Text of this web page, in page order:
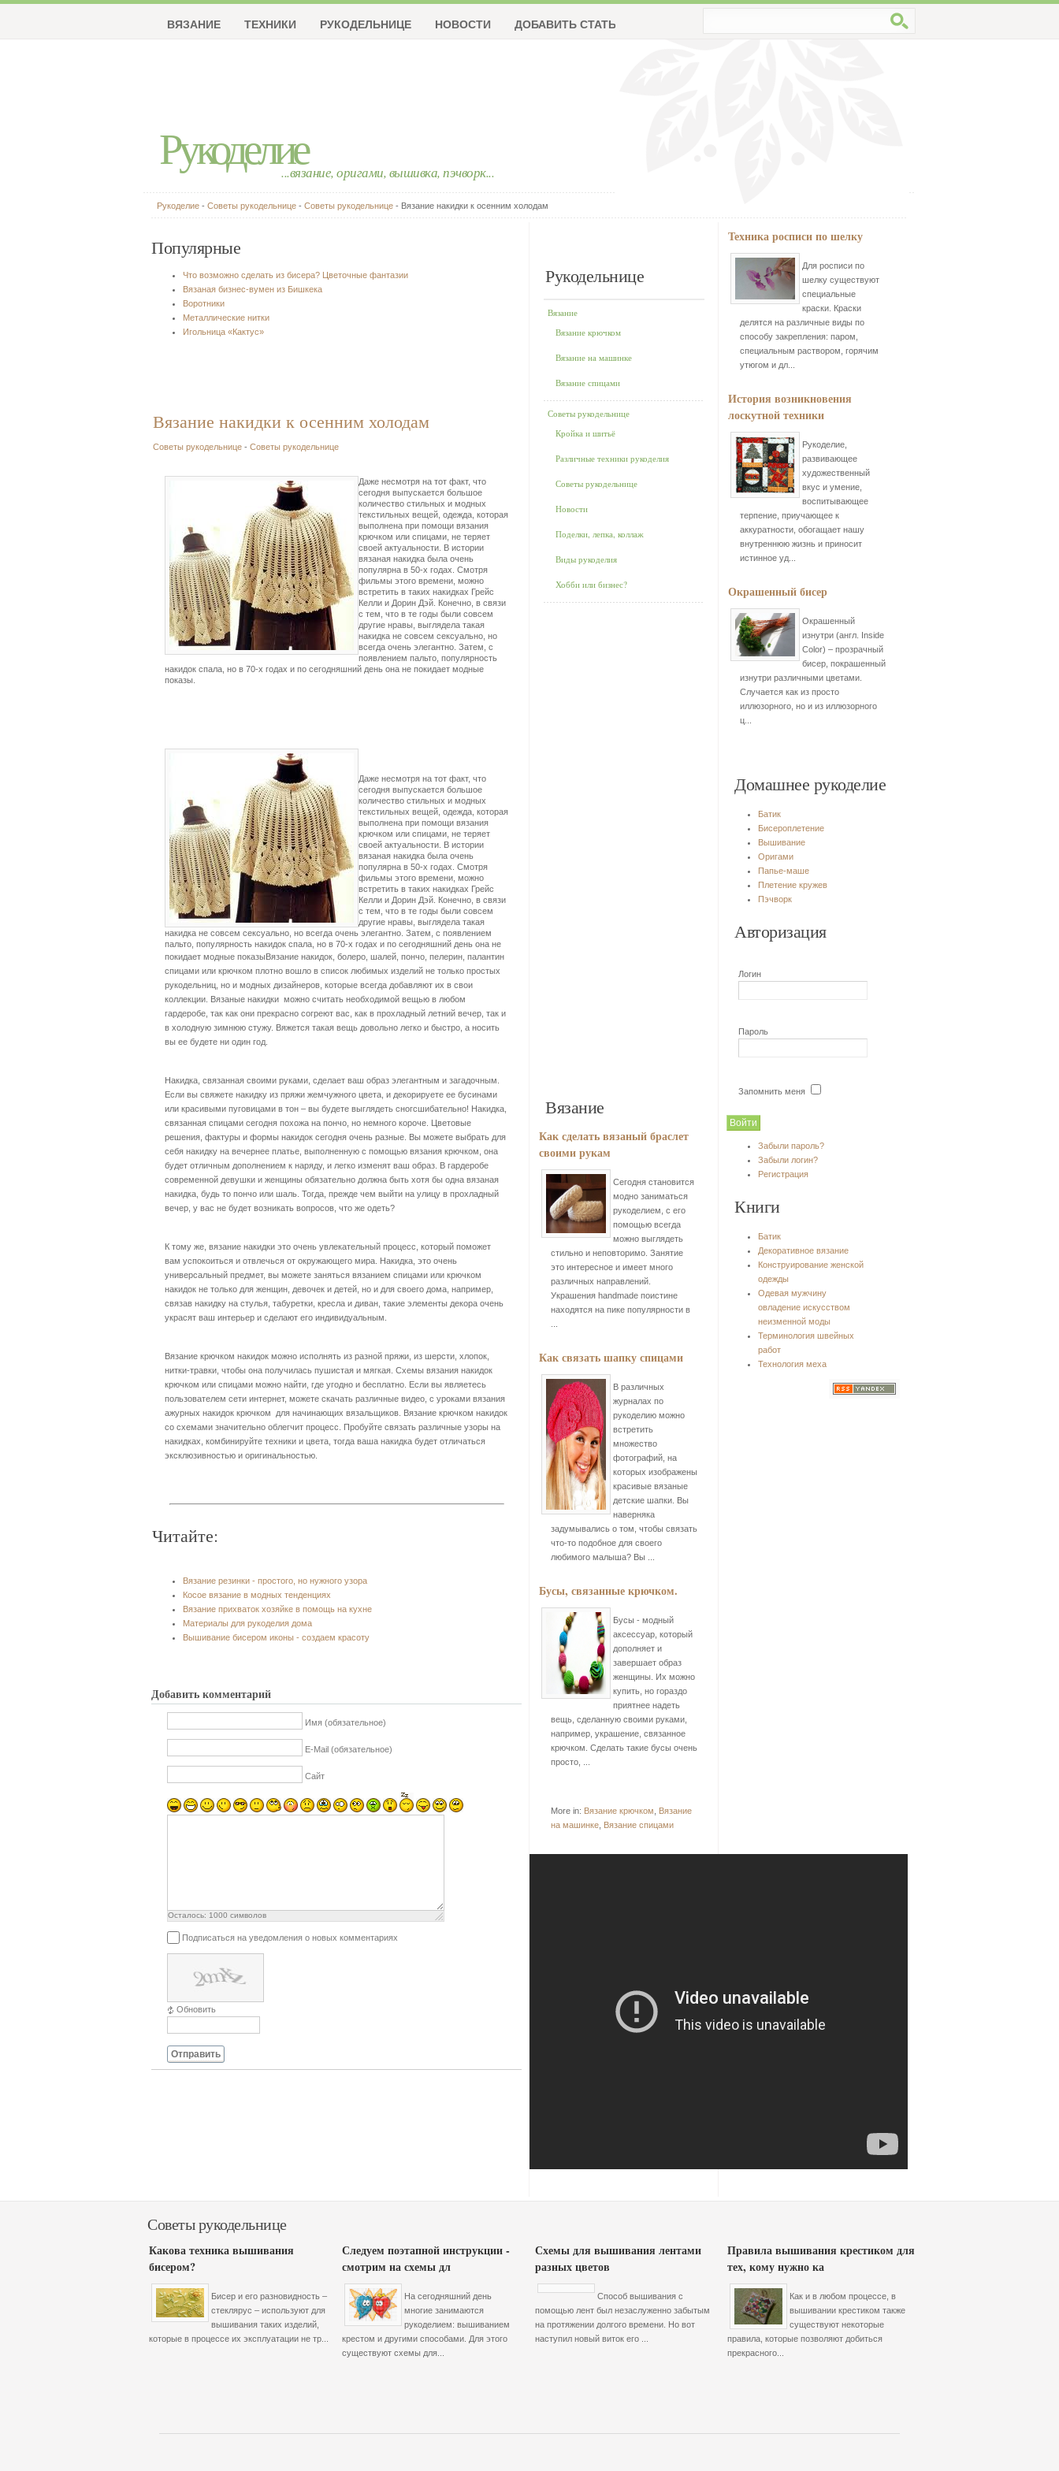
Рукоделие...вязание, оригами, вышивка, пэчворк...
ВЯЗАНИЕ ТЕХНИКИ РУКОДЕЛЬНИЦЕ НОВОСТИ ДОБАВИТЬ СТАТЬЮ
Рукоделие - Советы рукодельнице - Советы рукодельнице - Вязание накидки к осенним холодам
Популярные
Что возможно сделать из бисера? Цветочные фантазии
Вязаная бизнес-вумен из Бишкека
Воротники
Металлические нитки
Игольница «Кактус»
Вязание накидки к осенним холодам
Советы рукодельнице - Советы рукодельнице
Даже несмотря на тот факт, что
сегодня выпускается большое
количество стильных и модных
текстильных вещей, одежда, которая
выполнена при помощи вязания
крючком или спицами, не теряет
своей актуальности. В истории
вязаная накидка была очень
популярна в 50-х годах. Смотря
фильмы этого времени, можно
встретить в таких накидках Грейс
Келли и Дорин Дэй. Конечно, в связи
с тем, что в те годы были совсем
другие нравы, выглядела такая
накидка не совсем сексуально, но
всегда очень элегантно. Затем, с
появлением пальто, популярность
накидок спала, но в 70-х годах и по сегодняшний день она не покидает модные
показы.
Даже несмотря на тот факт, что
сегодня выпускается большое
количество стильных и модных
текстильных вещей, одежда, которая
выполнена при помощи вязания
крючком или спицами, не теряет
своей актуальности. В истории
вязаная накидка была очень
популярна в 50-х годах. Смотря
фильмы этого времени, можно
встретить в таких накидках Грейс
Келли и Дорин Дэй. Конечно, в связи
с тем, что в те годы были совсем
другие нравы, выглядела такая
накидка не совсем сексуально, но всегда очень элегантно. Затем, с появлением
пальто, популярность накидок спала, но в 70-х годах и по сегодняшний день она не
покидает модные показыВязание накидок, болеро, шалей, пончо, пелерин, палантин
спицами или крючком плотно вошло в список любимых изделий не только простых
рукодельниц, но и модных дизайнеров, которые всегда добавляют их в свои
коллекции. Вязаные накидки можно считать необходимой вещью в любом
гардеробе, так как они прекрасно согреют вас, как в прохладный летний вечер, так и
в холодную зимнюю стужу. Вяжется такая вещь довольно легко и быстро, а носить
вы ее будете ни один год.
Накидка, связанная своими руками, сделает ваш образ элегантным и загадочным.
Если вы свяжете накидку из пряжи жемчужного цвета, и декорируете ее бусинами
или красивыми пуговицами в тон – вы будете выглядеть сногсшибательно! Накидка,
связанная спицами сегодня похожа на пончо, но немного короче. Цветовые
решения, фактуры и формы накидок сегодня очень разные. Вы можете выбрать для
себя накидку на вечернее платье, выполненную с помощью вязания крючком, она
будет отличным дополнением к наряду, и легко изменят ваш образ. В гардеробе
современной девушки и женщины обязательно должна быть хотя бы одна вязаная
накидка, будь то пончо или шаль. Тогда, прежде чем выйти на улицу в прохладный
вечер, у вас не будет возникать вопросов, что же одеть?
К тому же, вязание накидки это очень увлекательный процесс, который поможет
вам успокоиться и отвлечься от окружающего мира. Накидка, это очень
универсальный предмет, вы можете заняться вязанием спицами или крючком
накидок не только для женщин, девочек и детей, но и для своего дома, например,
связав накидку на стулья, табуретки, кресла и диван, такие элементы декора очень
украсят ваш интерьер и сделают его индивидуальным.
Вязание крючком накидок можно исполнять из разной пряжи, из шерсти, хлопок,
нитки-травки, чтобы она получилась пушистая и мягкая. Схемы вязания накидок
крючком или спицами можно найти, где угодно и бесплатно. Если вы являетесь
пользователем сети интернет, можете скачать различные видео, с уроками вязания
ажурных накидок крючком для начинающих вязальщиков. Вязание крючком накидок
со схемами значительно облегчит процесс. Пробуйте связать различные узоры на
накидках, комбинируйте техники и цвета, тогда ваша накидка будет отличаться
эксклюзивностью и оригинальностью.
Читайте:
Вязание резинки - простого, но нужного узора
Косое вязание в модных тенденциях
Вязание прихваток хозяйке в помощь на кухне
Материалы для рукоделия дома
Вышивание бисером иконы - создаем красоту
Добавить комментарий
Имя (обязательное)
E-Mail (обязательное)
Сайт
Осталось: 1000 символов
Подписаться на уведомления о новых комментариях
Обновить
Отправить
Рукодельнице
Вязание
Вязание крючком
Вязание на машинке
Вязание спицами
Советы рукодельнице
Кройка и шитьё
Различные техники рукоделия
Советы рукодельнице
Новости
Поделки, лепка, коллаж
Виды рукоделия
Хобби или бизнес?
Вязание
Как сделать вязаный браслет
своими рукам
Сегодня становится
модно заниматься
рукоделием, с его
помощью всегда
можно выглядеть
стильно и неповторимо. Занятие
это интересное и имеет много
различных направлений.
Украшения handmade поистине
находятся на пике популярности в
Как связать шапку спицами
В различных
журналах по
рукоделию можно
встретить
множество
фотографий, на
которых изображены
красивые вязаные
детские шапки. Вы
наверняка
задумывались о том, чтобы связать
что-то подобное для своего
любимого малыша? Вы ...
Бусы, связанные крючком.
Бусы - модный
аксессуар, который
дополняет и
завершает образ
женщины. Их можно
купить, но гораздо
приятнее надеть
вещь, сделанную своими руками,
например, украшение, связанное
крючком. Сделать такие бусы очень
просто, ...
More in: Вязание крючком
Вязание
на машинке Вязание спицами
Техника росписи по шелку
Для росписи по
шелку существуют
специальные
краски. Краски
делятся на различные виды по
способу закрепления: паром,
специальным раствором, горячим
утюгом и дл...
История возникновения
лоскутной техники
Рукоделие,
развивающее
художественный
вкус и умение,
воспитывающее
терпение, приучающее к
аккуратности, обогащает нашу
внутреннюю жизнь и приносит
истинное уд...
Окрашенный бисер
Окрашенный
изнутри (англ. Inside
Color) – прозрачный
бисер, покрашенный
изнутри различными цветами.
Случается как из просто
иллюзорного, но и из иллюзорного
ц...
Домашнее рукоделие
Батик
Бисероплетение
Вышивание
Оригами
Папье-маше
Плетение кружев
Пэчворк
Авторизация
Логин
Пароль
Запомнить меня
Забыли пароль?
Забыли логин?
Регистрация
Книги
Батик
Декоративное вязание
Конструирование женской
одежды
Одевая мужчину
овладение искусством
неизменной моды
Терминология швейных
работ
Технология меха
Советы рукодельнице
Какова техника вышивания
бисером?
Бисер и его разновидность –
стеклярус – используют для
вышивания таких изделий,
которые в процессе их эксплуатации не тр...
Следуем поэтапной инструкции -
смотрим на схемы дл
На сегодняшний день
многие занимаются
рукоделием: вышиванием
крестом и другими способами. Для этого
существуют схемы для...
Схемы для вышивания лентами
разных цветов
Способ вышивания с
помощью лент был незаслуженно забытым
на протяжении долгого времени. Но вот
наступил новый виток его ...
Правила вышивания крестиком для
тех, кому нужно ка
Как и в любом процессе, в
вышивании крестиком также
существуют некоторые
правила, которые позволяют добиться
прекрасного...